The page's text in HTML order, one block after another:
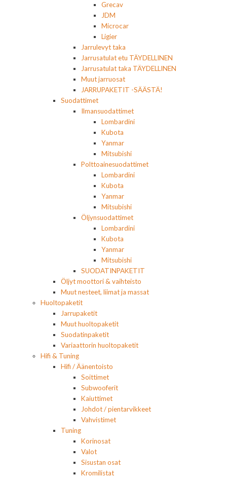
Grecav
JDM
Microcar
Ligier
Jarrulevyt taka
Jarrusatulat etu TÄYDELLINEN
Jarrusatulat taka TÄYDELLINEN
Muut jarruosat
JARRUPAKETIT -SÄÄSTÄ!
Suodattimet
Ilmansuodattimet
Lombardini
Kubota
Yanmar
Mitsubishi
Polttoainesuodattimet
Lombardini
Kubota
Yanmar
Mitsubishi
Öljynsuodattimet
Lombardini
Kubota
Yanmar
Mitsubishi
SUODATINPAKETIT
Öljyt moottori & vaihteisto
Muut nesteet, liimat ja massat
Huoltopaketit
Jarrupaketit
Muut huoltopaketit
Suodatinpaketit
Variaattorin huoltopaketit
Hifi & Tuning
Hifi / Äänentoisto
Soittimet
Subwooferit
Kaiuttimet
Johdot / pientarvikkeet
Vahvistimet
Tuning
Korinosat
Valot
Sisustan osat
Kromilistat